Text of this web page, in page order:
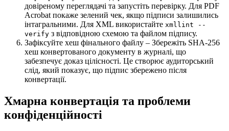
довіреному переглядачі та запустіть перевірку. Для PDF
Acrobat покаже зелений чек, якщо підписи залишились
інтагральними. Для XML використайте xmllint --
verify з відповідною схемою та файлом підпису.
Зафіксуйте хеш фінального файлу – Збережіть SHA‑256
хеш конвертованого документу в журналі, що
забезпечує доказ цілісності. Це створює аудиторський
слід, який показує, що підпис збережено після
конвертації.
Хмарна конвертація та проблеми
конфіденційності